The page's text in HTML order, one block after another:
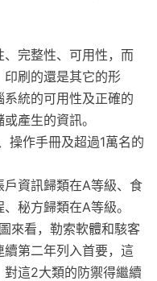
完整性、可用性，而
刷的還是其它的形
統的可用性及正確的
產生的資訊。
操作手冊及超過1萬名的
資訊歸類在A等級、食
秘方歸類在A等級。
來看，勒索軟體和駭客
第二年列入首要，這
這2大類的防禦得繼續